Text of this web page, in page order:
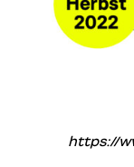
https://